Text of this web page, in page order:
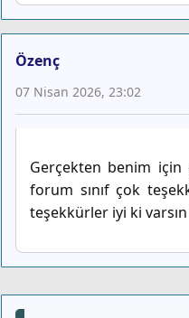
Özenç
07 Nisan 2026, 23:02
Gerçekten benim için
forum sınıf çok
teşekkürler iyi ki